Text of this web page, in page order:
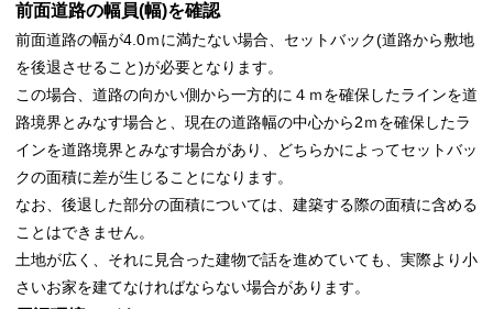
前面道路の幅員(幅)を確認
前面道路の幅が4.0ｍに満たない場合、セットバック(道路から敷地
を後退させること)が必要となります。
この場合、道路の向かい側から一方的に４ｍを確保したラインを道
路境界とみなす場合と、現在の道路幅の中心から2ｍを確保したラ
インを道路境界とみなす場合があり、どちらかによってセットバッ
クの面積に差が生じることになります。
なお、後退した部分の面積については、建築する際の面積に含める
ことはできません。
土地が広く、それに見合った建物で話を進めていても、実際より小
さいお家を建てなければならない場合があります。